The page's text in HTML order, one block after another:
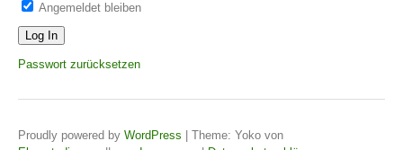
Angemeldet bleiben
Passwort zurücksetzen
Proudly powered by WordPress
Theme: Yoko von